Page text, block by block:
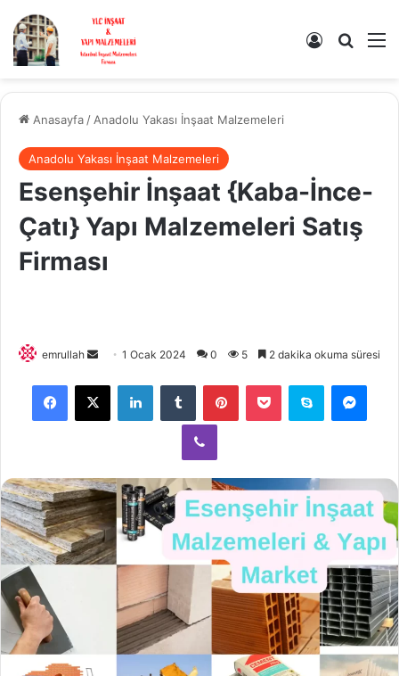
Kayıt Ol
Anasayfa / Anadolu Yakası İnşaat Malzemeleri
Anadolu Yakası İnşaat Malzemeleri
Esenşehir İnşaat {Kaba-İnce-
Çatı} Yapı Malzemeleri Satış
Firması
emrullah
Bir
posta
göndermek
1 Ocak 2024 0 5 2 dakika okuma süresi
Facebook
X LinkedInTumblr PinterestPocket Skype
Viber